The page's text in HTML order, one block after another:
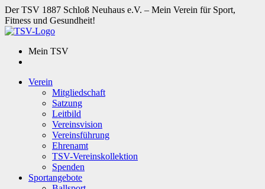
Der TSV 1887 Schloß Neuhaus e.V. – Mein Verein für Sport,
Fitness und Gesundheit!
Mein TSV
Verein
Mitgliedschaft
Satzung
Leitbild
Vereinsvision
Vereinsführung
Ehrenamt
TSV-Vereinskollektion
Spenden
Sportangebote